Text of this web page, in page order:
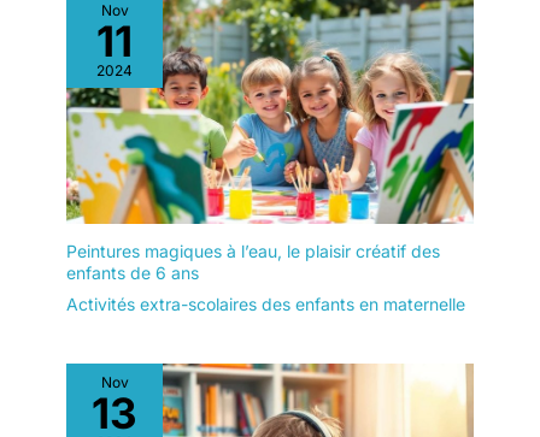
Nov
11
2024
Peintures magiques à l’eau, le plaisir créatif des
enfants de 6 ans
Activités extra-scolaires des enfants en maternelle
Nov
13